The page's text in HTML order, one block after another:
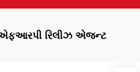
એફઆરપી રિલીઝ એજન્ટ